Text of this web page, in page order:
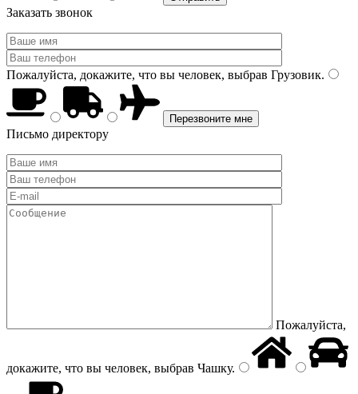
Заказать звонок
Пожалуйста, докажите, что вы человек, выбрав Грузовик.
Письмо директору
Пожалуйста,
докажите, что вы человек, выбрав Чашку.